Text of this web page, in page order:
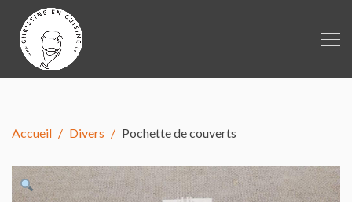
Accueil Divers Pochette de couverts